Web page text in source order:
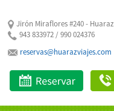
Jirón Miraflores #240 -
943 833972 / 990 024376
reservas@huarazviajes.com